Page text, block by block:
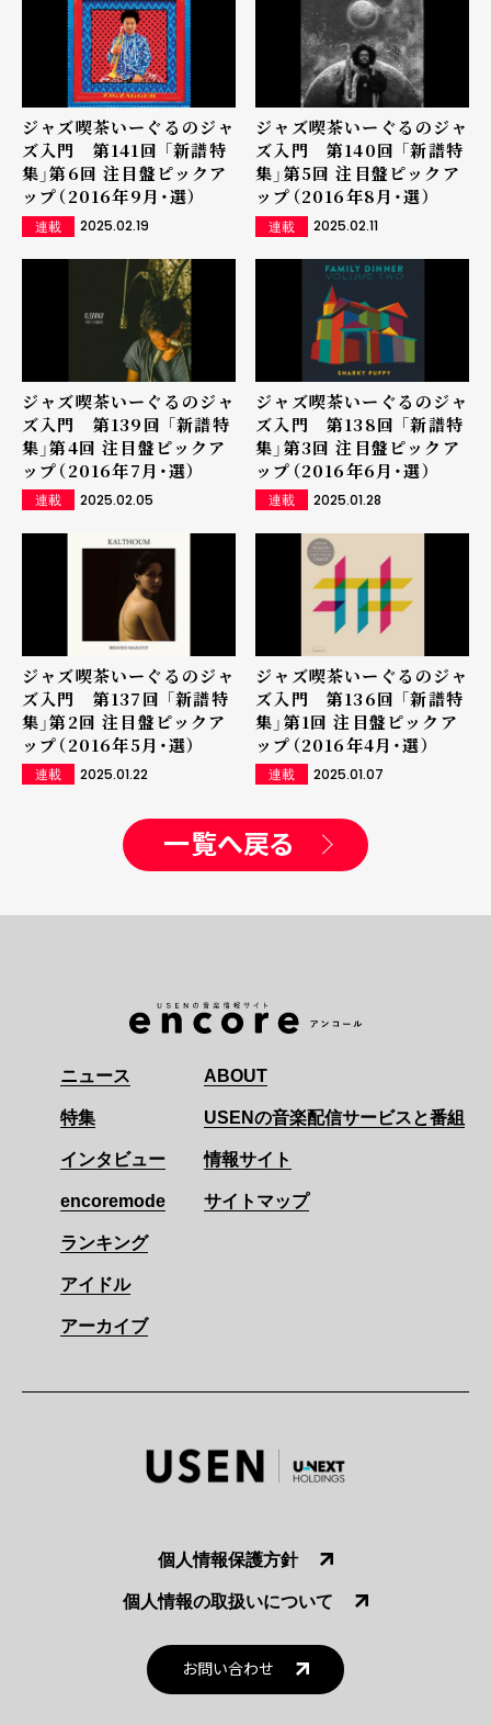
ジャズ喫茶いーぐるのジャ
ズ入門 第141回 「新譜特
集」第6回 注目盤ピックア
ップ（2016年9月・選）
連載 2025.02.19
ジャズ喫茶いーぐるのジャ
ズ入門 第140回 「新譜特
集」第5回 注目盤ピックア
ップ（2016年8月・選）
連載 2025.02.11
ジャズ喫茶いーぐるのジャ
ズ入門 第139回 「新譜特
集」第4回 注目盤ピックア
ップ（2016年7月・選）
連載 2025.02.05
ジャズ喫茶いーぐるのジャ
ズ入門 第138回 「新譜特
集」第3回 注目盤ピックア
ップ（2016年6月・選）
連載 2025.01.28
ジャズ喫茶いーぐるのジャ
ズ入門 第137回 「新譜特
集」第2回 注目盤ピックア
ップ（2016年5月・選）
連載 2025.01.22
ジャズ喫茶いーぐるのジャ
ズ入門 第136回 「新譜特
集」第1回 注目盤ピックア
ップ（2016年4月・選）
連載 2025.01.07
一覧へ戻る
ニュース
特集
インタビュー
encoremode
ランキング
アイドル
アーカイブ
ABOUT
USENの音楽配信サービスと番組
情報サイト
サイトマップ
個人情報保護方針
個人情報の取扱いについて
お問い合わせ